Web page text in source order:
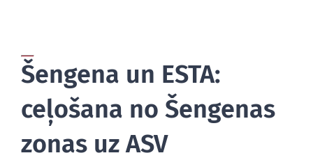
PĀRBAUDĪT ESTA STATUSU
TŪRISTU VĪZA
Šengena un ESTA:
ceļošana no Šengenas
zonas uz ASV